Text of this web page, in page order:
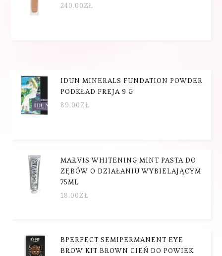
240.00ZŁ
IDUN MINERALS FUNDATION POWDER
PODKŁAD FREJA 9 G
89.00ZŁ
MARVIS WHITENING MINT PASTA DO
ZĘBÓW O DZIAŁANIU WYBIELAJĄCYM
75ML
18.00ZŁ
BPERFECT SEMIPERMANENT EYE
BROW KIT BROWN CIEŃ DO POWIEK